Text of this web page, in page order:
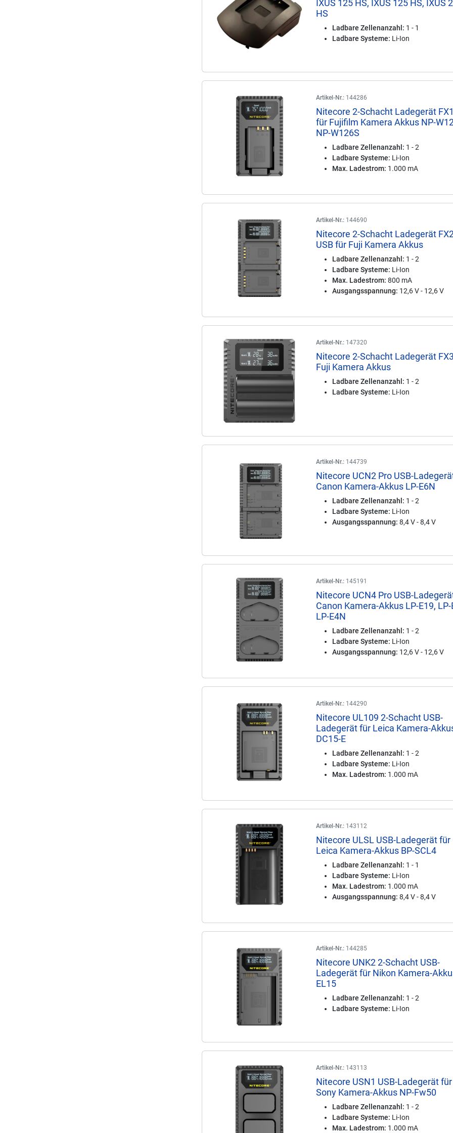
IXUS 125 HS, IXUS 125 HS, IXUS
HS
Ladbare Zellenanzahl: 1 - 1
Ladbare Systeme: Li-Ion
Artikel-Nr.: 144286
Nitecore 2-Schacht Ladegerät
für Fujifilm Kamera Akkus NP-
NP-W126S
Ladbare Zellenanzahl: 1 - 2
Ladbare Systeme: Li-Ion
Max. Ladestrom: 1.000 mA
Artikel-Nr.: 144690
Nitecore 2-Schacht Ladegerät
USB für Fuji Kamera Akkus
Ladbare Zellenanzahl: 1 - 2
Ladbare Systeme: Li-Ion
Max. Ladestrom: 800 mA
Ausgangsspannung: 12,6 V - 12,6 V
Artikel-Nr.: 147320
Nitecore 2-Schacht Ladegerät
Fuji Kamera Akkus
Ladbare Zellenanzahl: 1 - 2
Ladbare Systeme: Li-Ion
Artikel-Nr.: 144739
Nitecore UCN2 Pro USB-
Canon Kamera-Akkus LP-E6N
Ladbare Zellenanzahl: 1 - 2
Ladbare Systeme: Li-Ion
Ausgangsspannung: 8,4 V - 8,4 V
Artikel-Nr.: 145191
Nitecore UCN4 Pro USB-
Canon Kamera-Akkus LP-E19, LP-
LP-E4N
Ladbare Zellenanzahl: 1 - 2
Ladbare Systeme: Li-Ion
Ausgangsspannung: 12,6 V - 12,6 V
Artikel-Nr.: 144290
Nitecore UL109 2-Schacht USB-
Ladegerät für Leica Kamera-
DC15-E
Ladbare Zellenanzahl: 1 - 2
Ladbare Systeme: Li-Ion
Max. Ladestrom: 1.000 mA
Artikel-Nr.: 143112
Nitecore ULSL USB-Ladegerät für
Leica Kamera-Akkus BP-SCL4
Ladbare Zellenanzahl: 1 - 1
Ladbare Systeme: Li-Ion
Max. Ladestrom: 1.000 mA
Ausgangsspannung: 8,4 V - 8,4 V
Artikel-Nr.: 144285
Nitecore UNK2 2-Schacht USB-
Ladegerät für Nikon Kamera-
EL15
Ladbare Zellenanzahl: 1 - 2
Ladbare Systeme: Li-Ion
Artikel-Nr.: 143113
Nitecore USN1 USB-Ladegerät für
Sony Kamera-Akkus NP-Fw50
Ladbare Zellenanzahl: 1 - 2
Ladbare Systeme: Li-Ion
Max. Ladestrom: 1.000 mA